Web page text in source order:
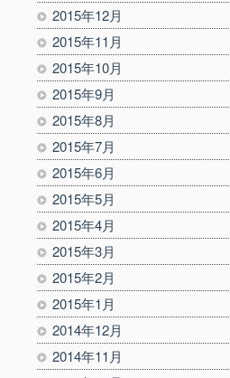
2015年12月
2015年11月
2015年10月
2015年9月
2015年8月
2015年7月
2015年6月
2015年5月
2015年4月
2015年3月
2015年2月
2015年1月
2014年12月
2014年11月